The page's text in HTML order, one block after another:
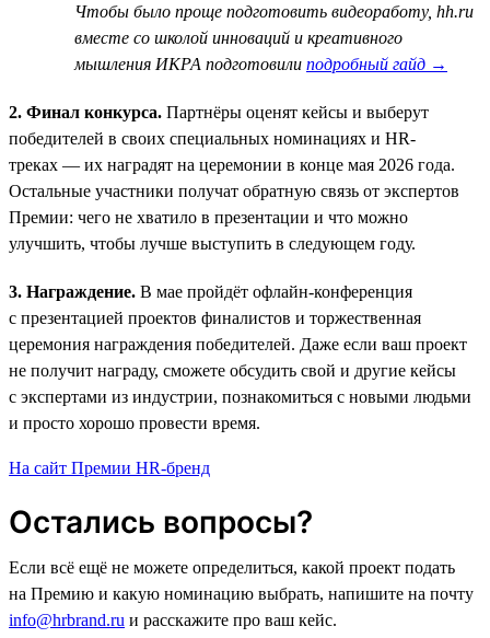
Чтобы было проще подготовить видеоработу, hh.ru
вместе со школой инноваций и креативного
мышления ИКРА подготовили подробный гайд →
2. Финал конкурса. Партнёры оценят кейсы и выберут
победителей в своих специальных номинациях и HR-
треках — их наградят на церемонии в конце мая 2026 года.
Остальные участники получат обратную связь от экспертов
Премии: чего не хватило в презентации и что можно
улучшить, чтобы лучше выступить в следующем году.
3. Награждение. В мае пройдёт офлайн-конференция
с презентацией проектов финалистов и торжественная
церемония награждения победителей. Даже если ваш проект
не получит награду, сможете обсудить свой и другие кейсы
с экспертами из индустрии, познакомиться с новыми людьми
и просто хорошо провести время.
На сайт Премии HR-бренд
Остались вопросы?
Если всё ещё не можете определиться, какой проект подать
на Премию и какую номинацию выбрать, напишите на почту
info@hrbrand.ru и расскажите про ваш кейс.